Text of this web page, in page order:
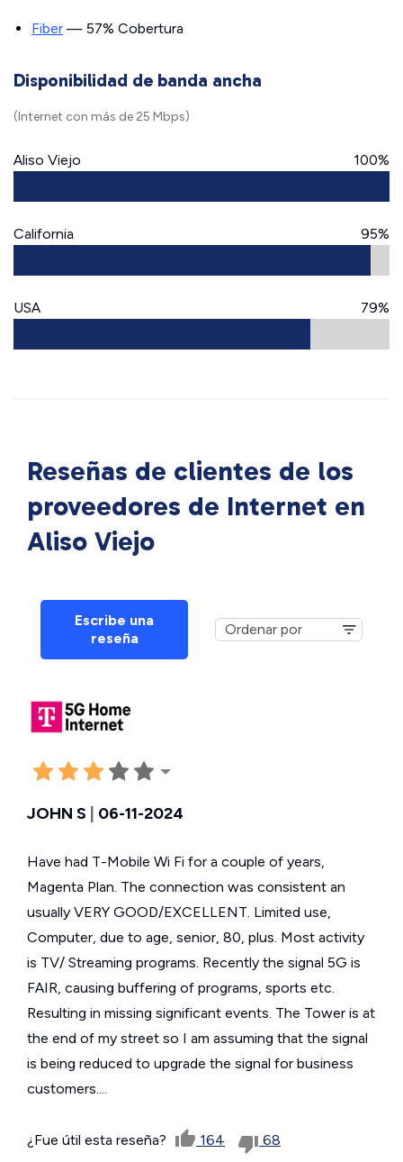
Fiber — 57% Cobertura
Disponibilidad de banda ancha
(Internet con más de 25 Mbps)
Aliso Viejo 100%
California 95%
USA 79%
Reseñas de clientes de los
proveedores de Internet en
Aliso Viejo
Escribe una
reseña
JOHN S 06-11-2024
Have had T-Mobile Wi Fi for a couple of years,
Magenta Plan. The connection was consistent an
usually VERY GOOD/EXCELLENT. Limited use,
Computer, due to age, senior, 80, plus. Most activity
is TV/ Streaming programs. Recently the signal 5G is
FAIR, causing buffering of programs, sports etc.
Resulting in missing significant events. The Tower is at
the end of my street so I am assuming that the signal
is being reduced to upgrade the signal for business
customers....
¿Fue útil esta reseña? 164 68